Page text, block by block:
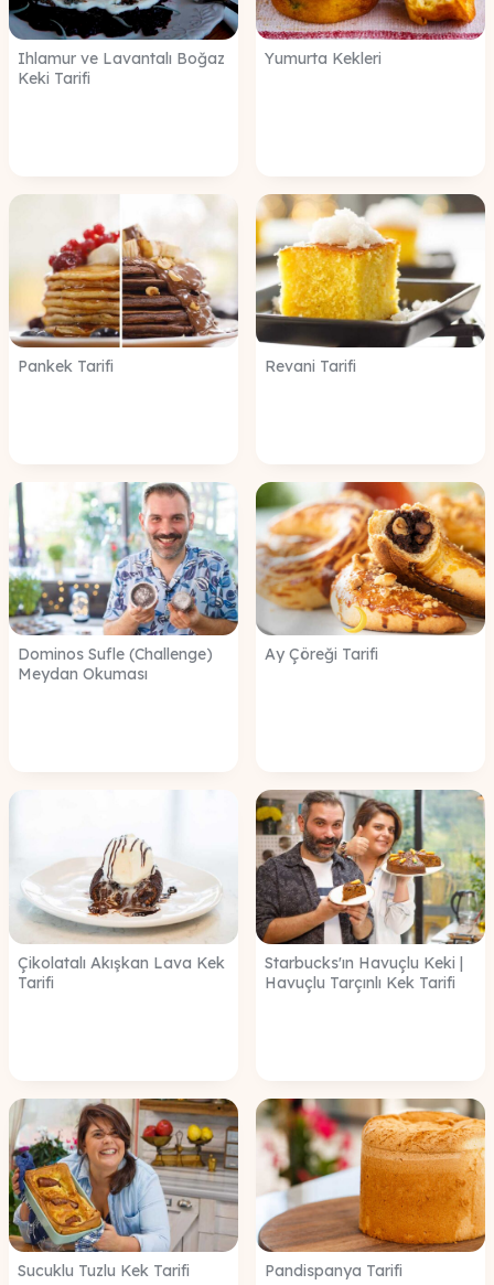
Ihlamur ve Lavantalı Boğaz
Keki Tarifi
Yumurta Kekleri
Pankek Tarifi Revani Tarifi
Dominos Sufle (Challenge)
Meydan Okuması
Ay Çöreği Tarifi
Çikolatalı Akışkan Lava Kek
Tarifi
Starbucks'ın Havuçlu Keki |
Havuçlu Tarçınlı Kek Tarifi
Sucuklu Tuzlu Kek Tarifi Pandispanya Tarifi